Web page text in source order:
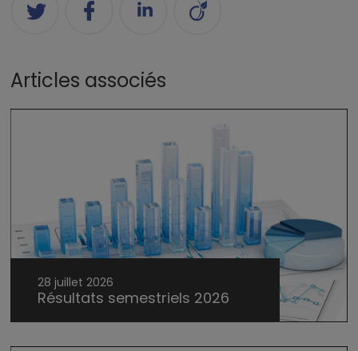
Articles associés
28 juillet 2026
Résultats semestriels 2026